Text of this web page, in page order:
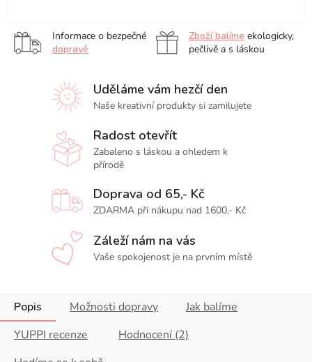
Informace o bezpečné
dopravě
Zboží balíme ekologicky,
pečlivě a s láskou
Uděláme vám hezčí den
Naše kreativní produkty si zamilujete
Radost otevřít
Zabaleno s láskou a ohledem k
přírodě
Doprava od 65,- Kč
ZDARMA při nákupu nad 1600,- Kč
Záleží nám na vás
Vaše spokojenost je na prvním místě
Popis Možnosti dopravy
Jak balíme
YUPPI recenze
Hodnocení (2)